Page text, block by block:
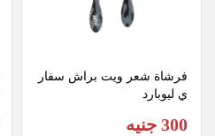
فرشاة شعر ويت براش سفار
ي ليوبارد
300 جنيه